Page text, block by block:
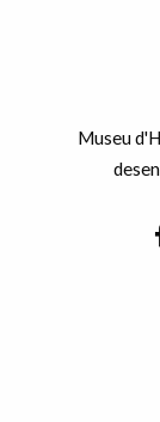
Museu